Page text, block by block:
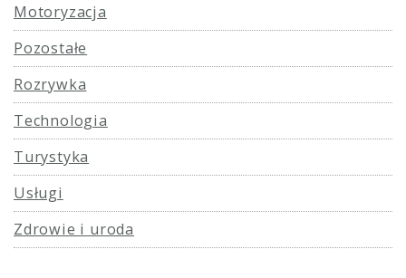
Motoryzacja
Pozostałe
Rozrywka
Technologia
Turystyka
Usługi
Zdrowie i uroda